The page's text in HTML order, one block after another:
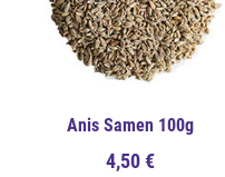
Anis Samen 100g
4,50 €